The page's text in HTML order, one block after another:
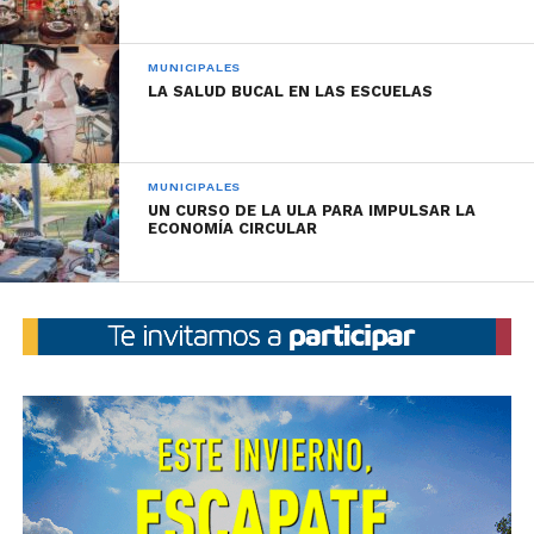
MUNICIPALES
LA SALUD BUCAL EN LAS ESCUELAS
MUNICIPALES
UN CURSO DE LA ULA PARA IMPULSAR LA
ECONOMÍA CIRCULAR